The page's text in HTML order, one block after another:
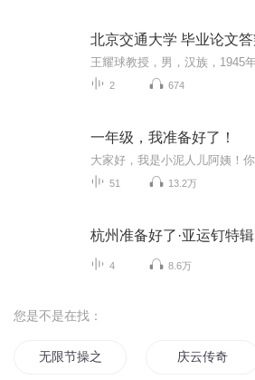
2 674
一年级，我准备好了！
51 13.2万
杭州准备好了·亚运钉特辑
4 8.6万
您是不是在找：
无限节操之旅 庆云传奇